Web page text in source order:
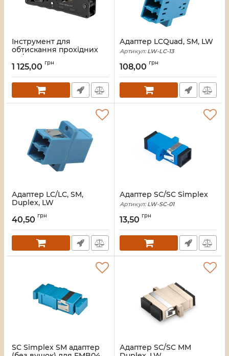
Інструмент для
обтискання прохідних
8P/RJ45 та телефонних
6P6C/6P4C з кільцевим
Артикул:LW-HT-002TB
1 125,00 грн
Адаптер LCQuad, SM, LW
Артикул:LW-LC-13
108,00 грн
Адаптер LC/LC, SM,
Duplex, LW
40,50 грн
Адаптер SC/SC Simplex
Артикул:LW-SC-01
13,50 грн
SC Simplex SM адаптер
Адаптер SC/SC MM